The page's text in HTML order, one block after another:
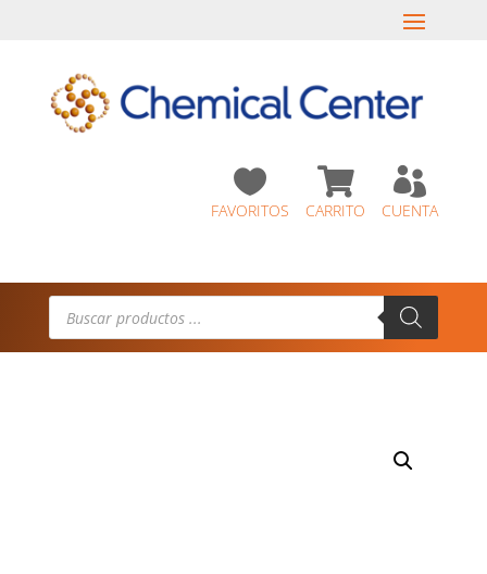

CUENTA

CARRITO

FAVORITOS
Búsqueda
productos